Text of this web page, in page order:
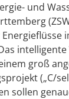
und
groß
(„C/
sollen